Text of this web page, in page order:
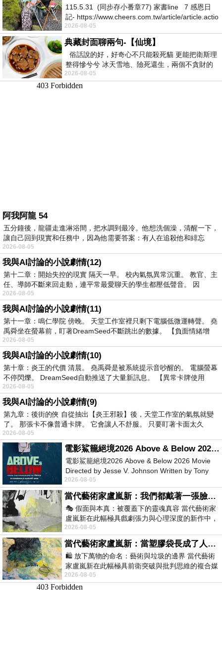
115.5.31 (同步存小番章77) 家書line 7 感恩日
記- https://www.cheers.com.tw/article/article.actio
2026-08-05
典藏封面聊兩句-【仙境】
俗話說的好，好奇心不只能殺死貓 更能把衛斯理
整得慘兮兮 冰天雪地、險死還生，兩個不貪財的
人尋什麼寶？ 人家追尋愛情還
2026-08-05
阿我阿龍 54
五分鐘後，龍疆走進淋浴間，把水調到最冷。他想洗個澡，清醒一下，
讓自己回到現實和任務中，因為他需要答案：有人在追殺他和緋忘
2026-08-05
我與AI討論的小說劇情(12)
第十二章：開始失控的現實 隔天一早。 校內氣氛異常沉重。 教官、主
任、導師不斷來回走動，連平常最愛聊天的學生都壓低聲音。 因
2026-08-05
我與AI討論的小說劇情(11)
第十一章：鳴仁學院 傍晚。 天堂工作室裡只剩下電腦低微運轉聲。 堯
禹舜坐在螢幕前，盯著DreamSeed不斷跳出的數據。 【負面情緒增
2026-08-05
我與AI討論的小說劇情(10)
第十章：炎王的代價 清晨。 堯禹舜是被系統提示音吵醒的。 電腦螢幕
不停閃爍。 DreamSeed自動推送了大量新訊息。 【異常卡牌使用
2026-08-05
我與AI討論的小說劇情(9)
第九章：後街的俠 自從抽出【炎王邪殺】後，天堂工作室的氣氛就變
了。 那張卡不像普通卡牌。 它會讓人不舒服。 只要盯著卡面太久
2026-08-05
電影鯊籠絕境2026 Above & Below 2026 Movie
電影鯊籠絕境2026 Above & Below 2026 Movie
Directed by Jesse V. Johnson Written by Tony
Giordano Starring Laura Maran
2026-08-05
當代藝術家盧嵐新：我們都戴著一張臉，可真正的自己，總藏在那些被塗抹、被覆蓋的痕跡裡
🎭 假面與本真：被覆蓋下的靈魂真容 當代藝術家
盧嵐新在此幅極具戲劇張力與心理深度的新作中，
運用質感豐富的紙材肌理、墨痕與大膽的
2026-08-05
當代藝術家盧嵐新：當塑膠袋長成了人的模樣，我們的目光是否學會了放下偏見？
🛍️ 放下萬物的命名：藝術與垃圾的邊界 當代藝術
家盧嵐新在此幅極具前衛突破與批判思維的複合媒
材新作中，直接將被大眾定義為廢棄物
2026-08-05